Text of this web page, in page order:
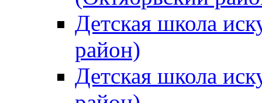
Детская школа
район)
Детская школа